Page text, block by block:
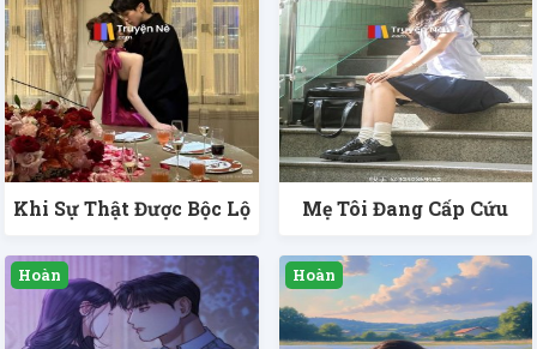
Khi Sự Thật Được Bộc Lộ Mẹ Tôi Đang Cấp Cứu